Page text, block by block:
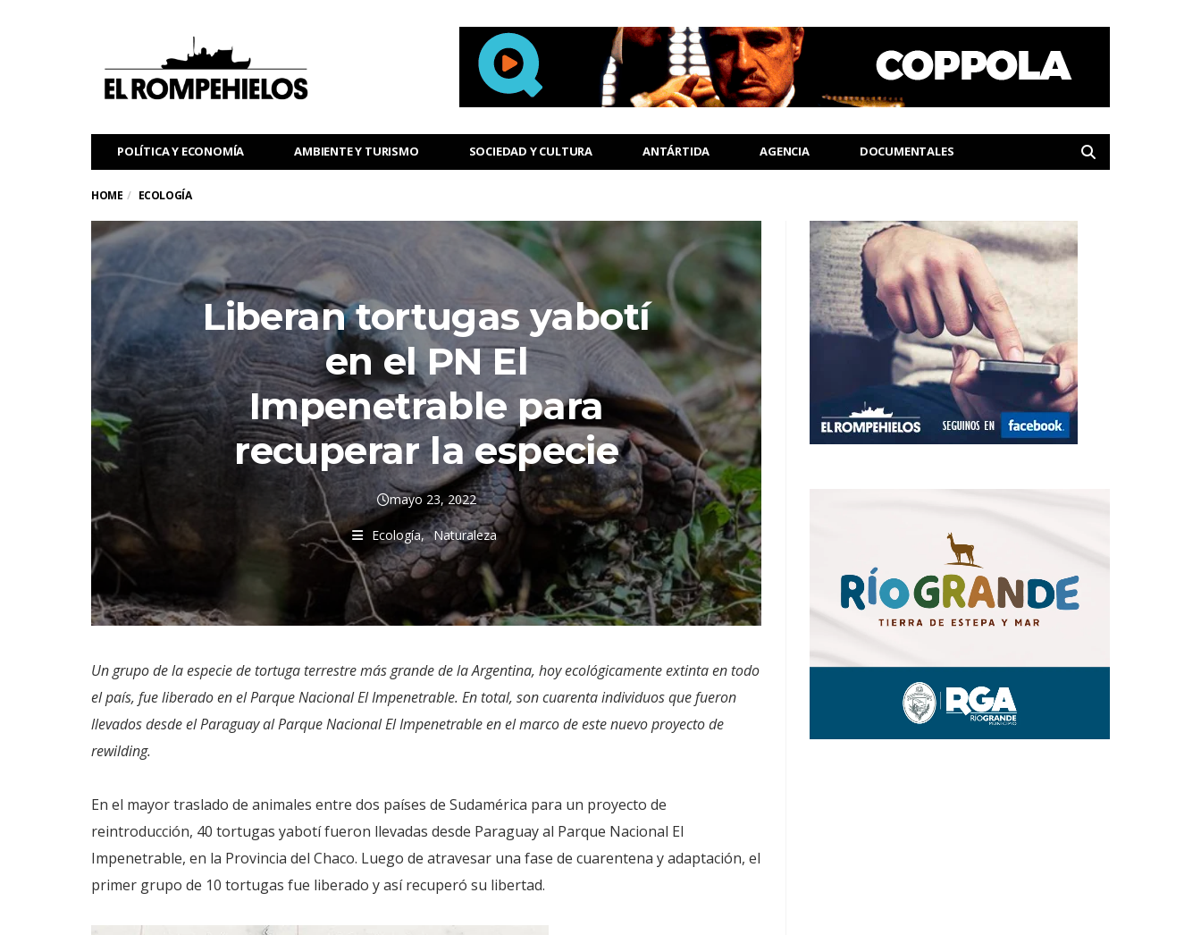
POLÍTICA Y ECONOMÍA AMBIENTE Y TURISMO SOCIEDAD Y CULTURA ANTÁRTIDA AGENCIA DOCUMENTALES
HOME ECOLOGÍA
Liberan tortugas yabotí
en el PN El
Impenetrable para
recuperar la especie
mayo 23, 2022
Ecología Naturaleza
Un grupo de la especie de tortuga terrestre más grande de la Argentina, hoy ecológicamente extinta en todo
el país, fue liberado en el Parque Nacional El Impenetrable. En total, son cuarenta individuos que fueron
llevados desde el Paraguay al Parque Nacional El Impenetrable en el marco de este nuevo proyecto de
rewilding.
En el mayor traslado de animales entre dos países de Sudamérica para un proyecto de
reintroducción, 40 tortugas yabotí fueron llevadas desde Paraguay al Parque Nacional El
Impenetrable, en la Provincia del Chaco. Luego de atravesar una fase de cuarentena y adaptación, el
primer grupo de 10 tortugas fue liberado y así recuperó su libertad.